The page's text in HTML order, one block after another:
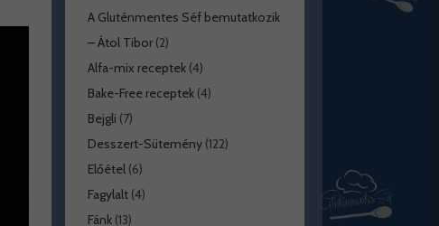
A Gluténmentes Séf bemutatkozik
– Átol Tibor(2)
Alfa-mix receptek(4)
Bake-Free receptek(4)
Bejgli (7)
Desszert-Sütemény(122)
Előétel(6)
Fagylalt(4)
Fánk(13)